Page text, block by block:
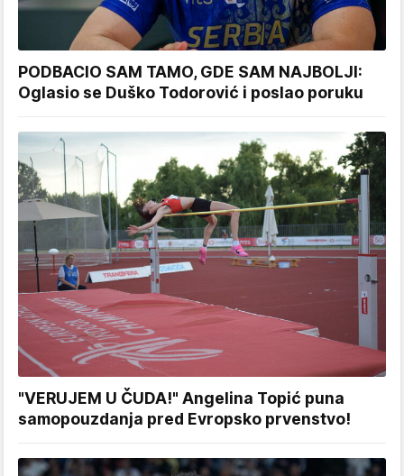
PODBACIO SAM TAMO, GDE SAM NAJBOLJI:
Oglasio se Duško Todorović i poslao poruku
"VERUJEM U ČUDA!" Angelina Topić puna
samopouzdanja pred Evropsko prvenstvo!